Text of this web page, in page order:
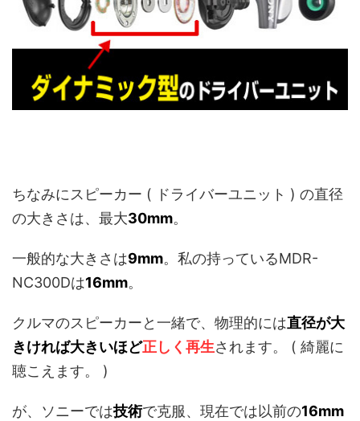
ちなみにスピーカー ( ドライバーユニット ) の直径
の大きさは、最大30mm。
一般的な大きさは9mm。私の持っているMDR-
NC300Dは16mm。
クルマのスピーカーと一緒で、物理的には直径が大
きければ大きいほど正しく再生されます。 ( 綺麗に
聴こえます。 )
が、ソニーでは技術で克服、現在では以前の16mm